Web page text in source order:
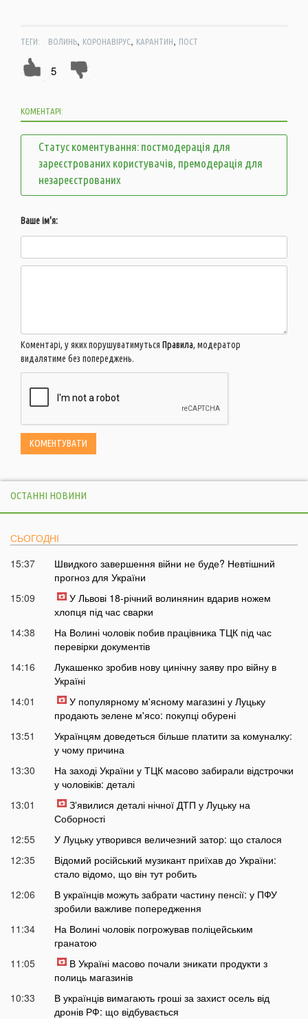
ТЕГИ: ВОЛИНЬ, КОРОНАВІРУС, КАРАНТИН, ПОСТ
5
КОМЕНТАРІ:
Статус коментування: постмодерація для
зареєстрованих користувачів, премодерація для
незареєстрованих
Ваше ім'я:
Коментарі, у яких порушуватимуться Правила, модератор
видалятиме без попереджень.
ОСТАННІ НОВИНИ
СЬОГОДНІ
15:37
Швидкого завершення війни не буде? Невтішний
прогноз для України
15:09
У Львові 18-річний волинянин вдарив ножем
хлопця під час сварки
14:38
На Волині чоловік побив працівника ТЦК під час
перевірки документів
14:16
Лукашенко зробив нову цинічну заяву про війну в
Україні
14:01
У популярному м'ясному магазині у Луцьку
продають зелене м'ясо: покупці обурені
13:51
Українцям доведеться більше платити за комуналку:
у чому причина
13:30
На заході України у ТЦК масово забирали відстрочки
у чоловіків: деталі
13:01
Зʼявилися деталі нічної ДТП у Луцьку на
Соборності
12:55
У Луцьку утворився величезний затор: що сталося
12:35
Відомий російський музикант приїхав до України:
стало відомо, що він тут робить
12:06
В українців можуть забрати частину пенсії: у ПФУ
зробили важливе попередження
11:34
На Волині чоловік погрожував поліцейським
гранатою
11:05
В Україні масово почали зникати продукти з
полиць магазинів
10:33
В українців вимагають гроші за захист осель від
дронів РФ: що відбувається